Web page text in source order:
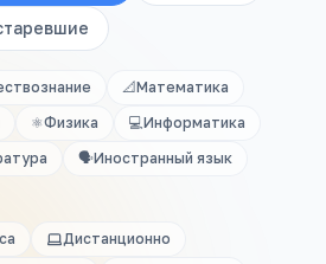
📐Математика
⚛️Физика 💻Информатика
🗣️Иностранный язык
Дистанционно